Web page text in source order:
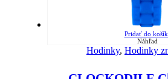
Pridať do
Náhľad
Hodinky, Hodinky